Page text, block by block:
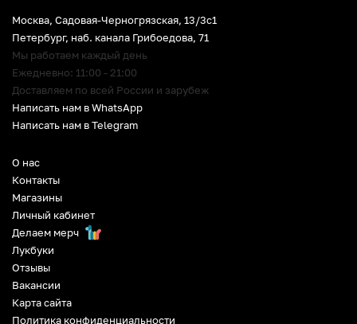
О нас
Контакты
Магазины
Личный кабинет
Делаем мерч
Лукбуки
Отзывы
Вакансии
Карта сайта
Политика конфиденциальности
Москва, Садовая-Черногрязская, 13/3c1
Петербург, наб. канала Грибоедова, 71
Мы работаем каждый день
Ежедневно: 11:00 - 21:00
Доставляем по всей России и зарубеж
Написать нам в WhatsApp
Написать нам в Telegram